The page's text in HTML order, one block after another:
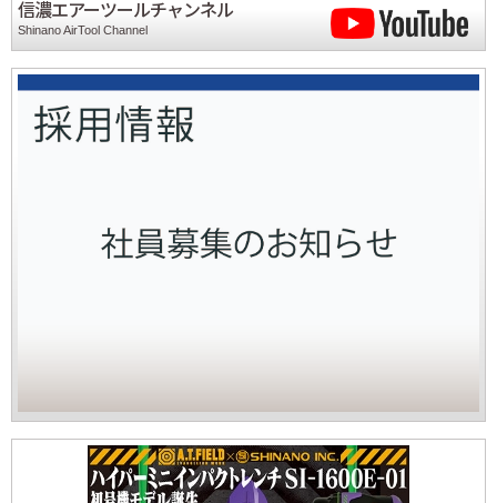
信濃エアーツールチャンネル
Shinano AirTool Channel